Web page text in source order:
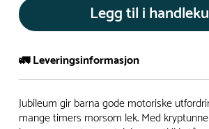
Legg til i
🚛 Leveringsinformasjon
De aller fleste av våre lekeapparat
Leveringstid på bestillingsvarer vil være 8+
Jubileum gir barna gode motoriske
mange timers morsom lek. Med